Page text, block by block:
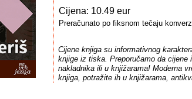
Cijena: 10.49 eur
Preračunato po fiksnom tečaju
Cijene knjiga su informativnog
knjige iz tiska. Preporučamo da cijene
nakladnika ili u knjižarama! Moderna
knjiga, potražite ih u knjižarama,